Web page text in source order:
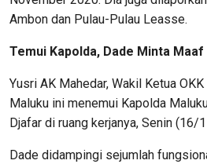
Ambon dan Pulau-Pulau Leasse.
Temui Kapolda, Dade Minta Maaf
Yusri AK Mahedar, Wakil Ketua
Maluku ini menemui Kapolda
Djafar di ruang kerjanya, Senin (16/
Dade didampingi sejumlah